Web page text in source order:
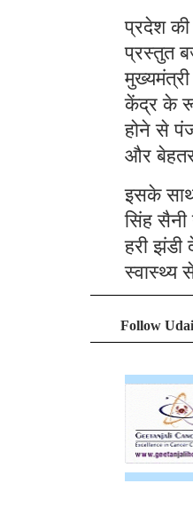
प्रदेश की
प्रस्तुत
केंद्र के
होने से
और बेहतर
इसके साथ
सिंह सैनी
हरी झंडी
स्वास्थ्य
Follow